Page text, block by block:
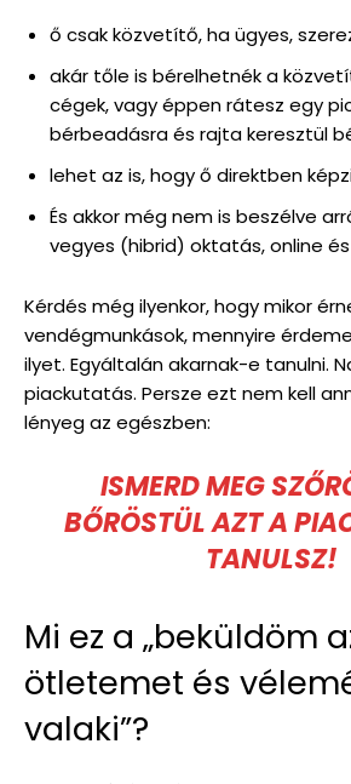
ő csak közvetítő, ha ügyes,
akár tőle is bérelhetnék a
cégek, vagy éppen rátesz egy
bérbeadásra és rajta keresztül
lehet az is, hogy ő direktben
És akkor még nem is beszélve
vegyes (hibrid) oktatás, online
Kérdés még ilyenkor, hogy mikor
vendégmunkások, mennyire
ilyet. Egyáltalán akarnak-e tanulni.
piackutatás. Persze ezt nem kell
lényeg az egészben:
ISMERD MEG
BŐRÖSTÜL AZT A
TANULSZ!
Mi ez a „beküldöm
ötletemet és
valaki”?